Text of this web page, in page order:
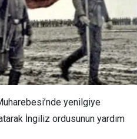
yenilgiye
İngiliz ordusunun yardım